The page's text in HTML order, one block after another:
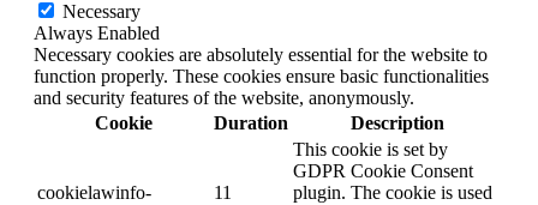
Necessary
Always Enabled
Necessary cookies are absolutely essential for the website to
function properly. These cookies ensure basic functionalities
and security features of the website, anonymously.
Cookie
Duration Description
cookielawinfo-
11
This cookie is set by
GDPR Cookie Consent
plugin. The cookie is used